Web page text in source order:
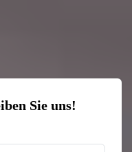
Sie uns!